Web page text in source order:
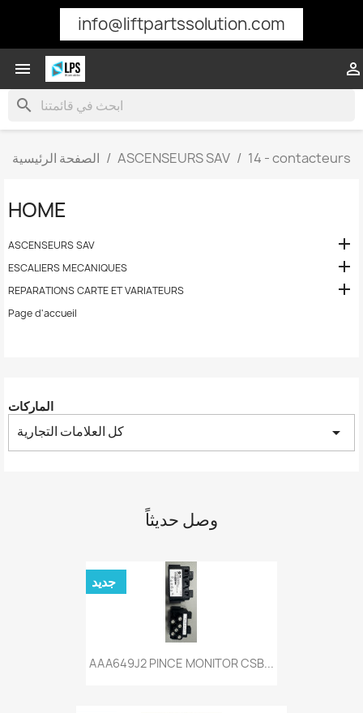
info@liftpartssolution.com


search
الصفحة الرئيسية ASCENSEURS SAV 14 - contacteurs
HOME
ASCENSEURS SAV 
ESCALIERS MECANIQUES 
REPARATIONS CARTE ET VARIATEURS 
Page d'accueil
الماركات
كل العلامات التجارية arrow_drop_down
وصل حديثاً
AAA649J2 PINCE MONITOR CSB...
جديد